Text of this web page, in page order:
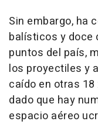
Sin embargo, ha
balísticos y doce
puntos del país,
los proyectiles y
caído en otras
dado que hay
espacio aéreo